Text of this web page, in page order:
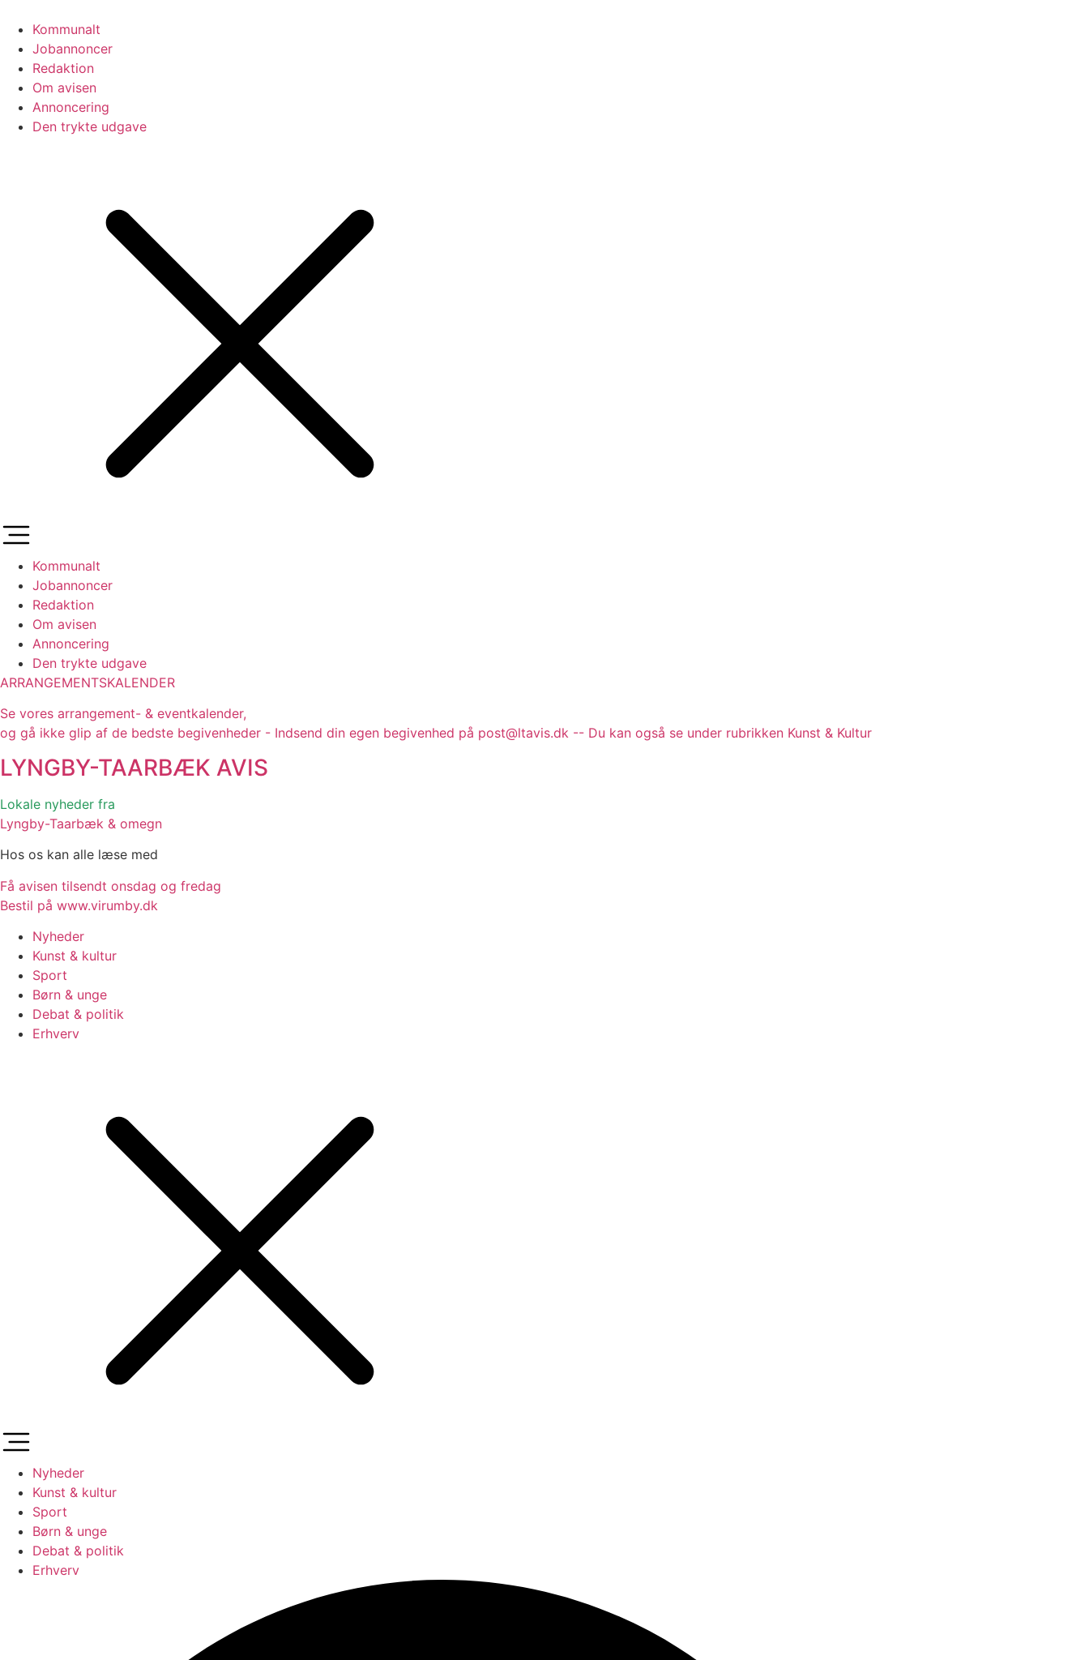
indhold
Kommunalt
Jobannoncer
Redaktion
Om avisen
Annoncering
Den trykte udgave
Kommunalt
Jobannoncer
Redaktion
Om avisen
Annoncering
Den trykte udgave
ARRANGEMENTSKALENDER
Se vores arrangement- & eventkalender,
og gå ikke glip af de bedste begivenheder - Indsend din egen begivenhed på post@ltavis.dk -- Du kan også se under rubrikken Kunst & Kultur
LYNGBY-TAARBÆK AVIS
Lokale nyheder fra
Lyngby-Taarbæk & omegn
Hos os kan alle læse med
Få avisen tilsendt onsdag og fredag
Bestil på www.virumby.dk
Nyheder
Kunst & kultur
Sport
Børn & unge
Debat & politik
Erhverv
Nyheder
Kunst & kultur
Sport
Børn & unge
Debat & politik
Erhverv